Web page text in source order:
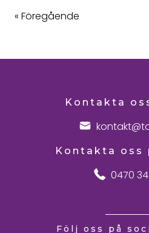
« Föregående
Kontakta
Kontakta oss
0470
Följ oss på